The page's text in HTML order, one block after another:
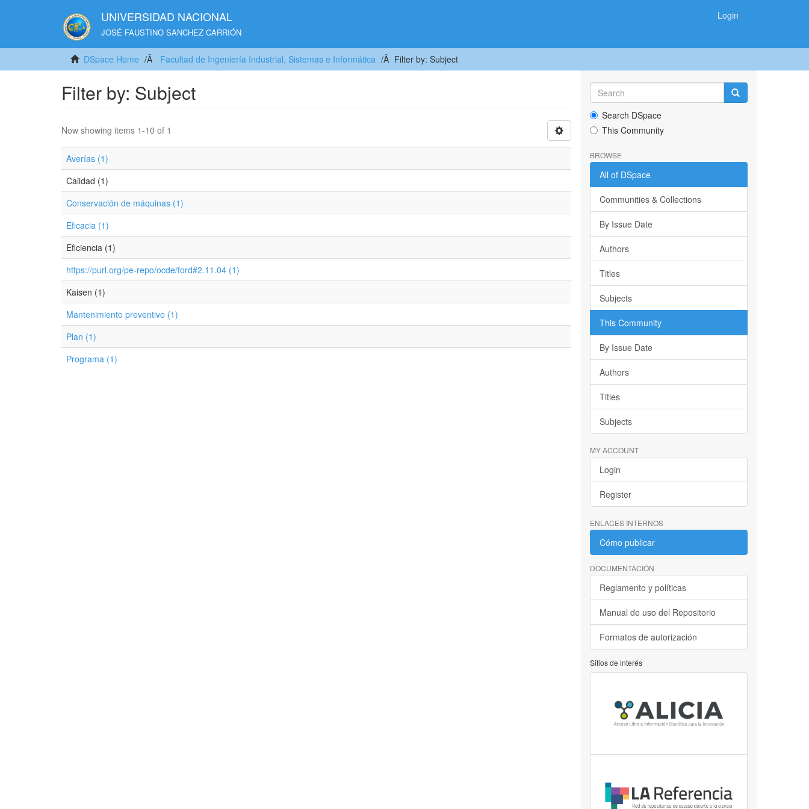
UNIVERSIDAD NACIONAL
JOSÉ FAUSTINO SANCHEZ CARRIÓN
Login
DSpace Home Facultad de Ingeniería Industrial, Sistemas e Informática Filter by: Subject
Filter by: Subject
Now showing items 1-10 of 1
Averías (1)
Calidad (1)
Conservación de máquinas (1)
Eficacia (1)
Eficiencia (1)
https://purl.org/pe-repo/ocde/ford#2.11.04 (1)
Kaisen (1)
Mantenimiento preventivo (1)
Plan (1)
Programa (1)
Search DSpace
This Community
BROWSE
All of DSpace
Communities & Collections
By Issue Date
Authors
Titles
Subjects
This Community
By Issue Date
Authors
Titles
Subjects
MY ACCOUNT
Login
Register
ENLACES INTERNOS
Cómo publicar
DOCUMENTACIÓN
Reglamento y políticas
Manual de uso del Repositorio
Formatos de autorización
Sitios de interés